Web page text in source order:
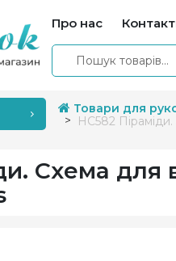
Про нас
Товари для
HC582
Схема